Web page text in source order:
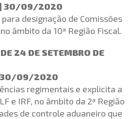
| 30/09/2020
designação de Comissões
âmbito da 10ª Região Fiscal.
24 DE SETEMBRO DE
30/09/2020
regimentais e explicita a
e IRF, no âmbito da 2ª Região
de controle aduaneiro que